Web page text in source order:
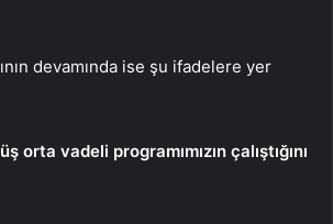
devamında ise şu ifadelere yer
orta vadeli programımızın çalıştığını